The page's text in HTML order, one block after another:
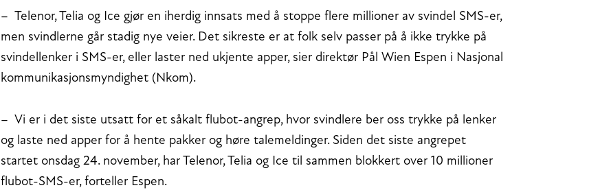
– Telenor, Telia og Ice gjør en iherdig innsats med å stoppe flere millioner av svindel SMS-er,
men svindlerne går stadig nye veier. Det sikreste er at folk selv passer på å ikke trykke på
svindellenker i SMS-er, eller laster ned ukjente apper, sier direktør Pål Wien Espen i Nasjonal
kommunikasjonsmyndighet (Nkom).
– Vi er i det siste utsatt for et såkalt flubot-angrep, hvor svindlere ber oss trykke på lenker
og laste ned apper for å hente pakker og høre talemeldinger. Siden det siste angrepet
startet onsdag 24. november, har Telenor, Telia og Ice til sammen blokkert over 10 millioner
flubot-SMS-er, forteller Espen.